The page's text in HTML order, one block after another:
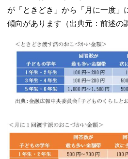
が「ときどき」から「月に一度」
傾向があります（出典元：前述の